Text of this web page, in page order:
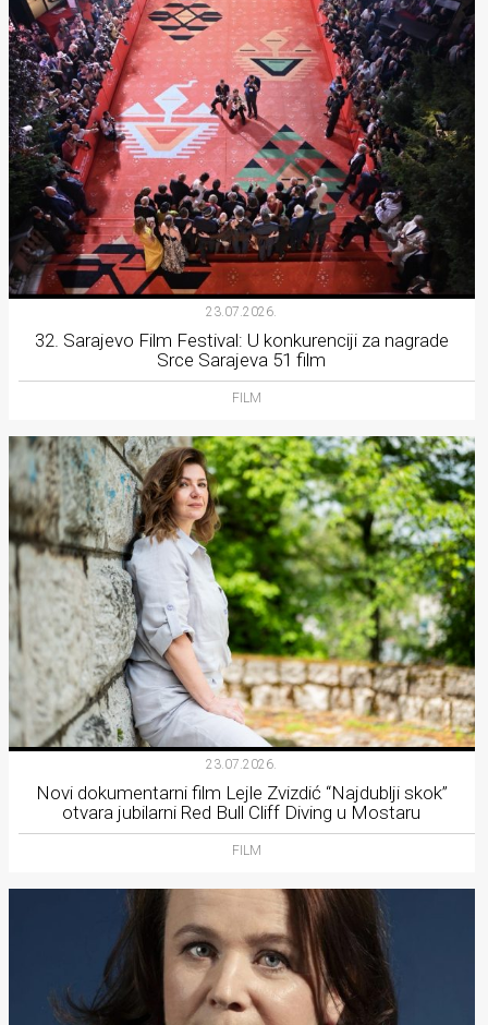
23.07.2026.
32. Sarajevo Film Festival: U konkurenciji za nagrade
Srce Sarajeva 51 film
FILM
23.07.2026.
Novi dokumentarni film Lejle Zvizdić “Najdublji skok”
otvara jubilarni Red Bull Cliff Diving u Mostaru
FILM